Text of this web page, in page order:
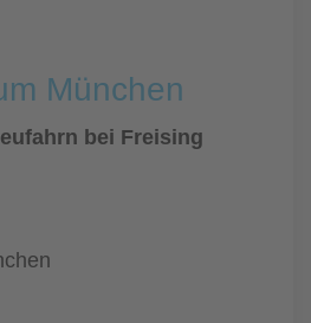
München
bei Freising